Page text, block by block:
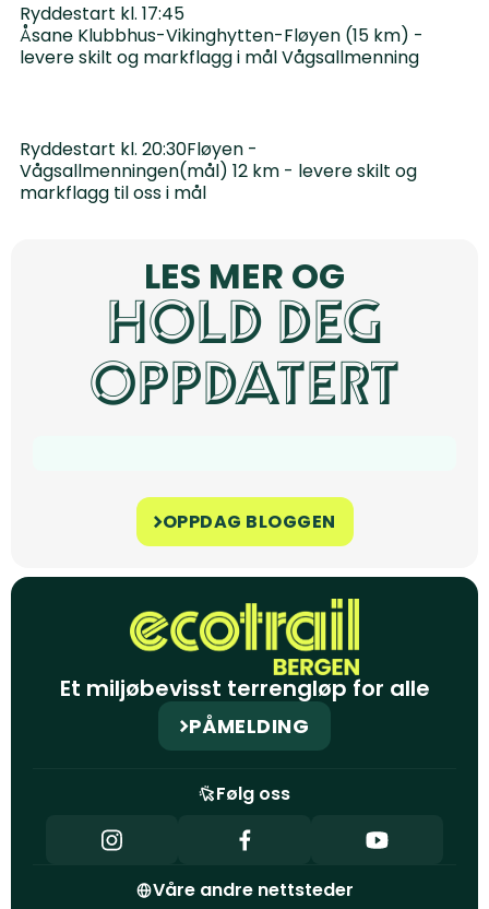
Ryddestart kl. 17:45
Åsane Klubbhus-Vikinghytten-Fløyen (15 km) -
levere skilt og markflagg i mål Vågsallmenning
Ryddestart kl. 20:30Fløyen -
Vågsallmenningen(mål) 12 km - levere skilt og
markflagg til oss i mål
LES MER OG
HOLD DEG
OPPDATERT
OPPDAG BLOGGEN
Et miljøbevisst terrengløp for alle
PÅMELDING
Følg oss
Våre andre nettsteder